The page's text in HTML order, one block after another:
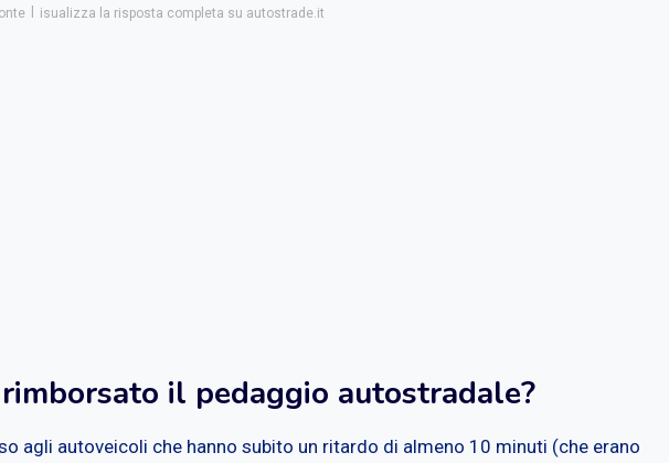
isualizza la risposta completa su autostrade.it
il pedaggio autostradale?
agli autoveicoli che hanno subito un ritardo di almeno 10 minuti (che erano